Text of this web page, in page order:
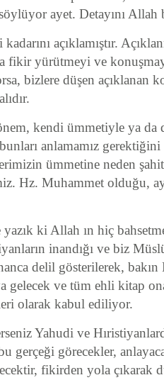
ayet. Detayını Allah
açıklamıştır.
fikir yürütmeyi ve
bizlere düşen açıklanan
kendi ümmetiyle ya
anlamamız
ümmetine neden
Hz. Muhammet olduğu,
ki Allah ın hiç
inandığı ve biz
delil gösterilerek,
gelecek ve tüm ehli kitap
olarak kabul ediliyor.
Yahudi ve
gerçeği görecekler,
fikirden yola çıkarak